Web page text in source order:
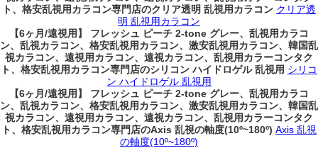
ト、格安乱視用カラコン専門店のクリア透明 乱視用カラコン クリア透
明 乱視用カラコン
【6ヶ月/遠視用】 フレッシュ ピーチ 2-tone グレー、乱視用カラコ
ン、乱視カラコン、格安乱視用カラコン、激安乱視用カラコン、韓国乱
視カラコン、遠視用カラコン、遠視カラコン、乱視用カラーコンタク
ト、格安乱視用カラコン専門店のシリコン ハイドロゲル 乱視用 シリコ
ン ハイドロゲル 乱視用
【6ヶ月/遠視用】 フレッシュ ピーチ 2-tone グレー、乱視用カラコ
ン、乱視カラコン、格安乱視用カラコン、激安乱視用カラコン、韓国乱
視カラコン、遠視用カラコン、遠視カラコン、乱視用カラーコンタク
ト、格安乱視用カラコン専門店のAxis 乱視の軸度(10º~180º) Axis 乱視
の軸度(10º~180º)